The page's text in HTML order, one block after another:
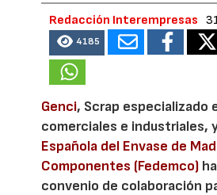
Redacción Interempresas
4185
Genci, Scrap especializado
comerciales e industriales,
Española del Envase de
Componentes (Fedemco)
convenio de colaboración